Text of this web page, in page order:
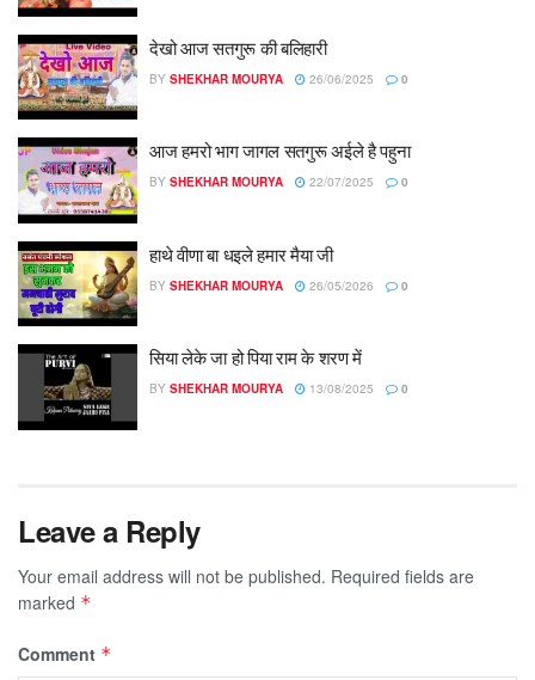
देखो आज सतगुरू की बलिहारी
BY SHEKHAR MOURYA 26/06/2025 0
आज हमरो भाग जागल सतगुरू अईले है पहुना
BY SHEKHAR MOURYA 22/07/2025 0
हाथे वीणा बा धइले हमार मैया जी
BY SHEKHAR MOURYA 26/05/2026 0
सिया लेके जा हो पिया राम के शरण में
BY SHEKHAR MOURYA 13/08/2025 0
Leave a Reply
Your email address will not be published. Required fields are
marked *
Comment *